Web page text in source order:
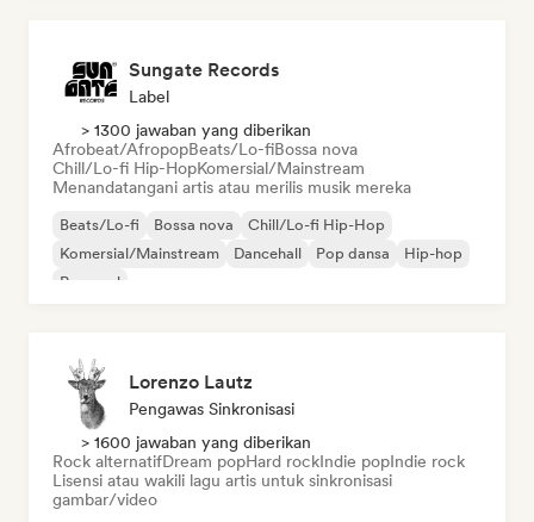
Sungate Records
Label
> 1300 jawaban yang diberikan
Afrobeat/AfropopBeats/Lo-fiBossa nova
Chill/Lo-fi Hip-HopKomersial/Mainstream
Menandatangani artis atau merilis musik mereka
Beats/Lo-fi Bossa nova
Chill/Lo-fi Hip-Hop
Komersial/Mainstream
Dancehall Pop dansa
Hip-hop
Pop soul
Lorenzo Lautz
Pengawas Sinkronisasi
> 1600 jawaban yang diberikan
Rock alternatifDream popHard rockIndie popIndie rock
Lisensi atau wakili lagu artis untuk sinkronisasi
gambar/video